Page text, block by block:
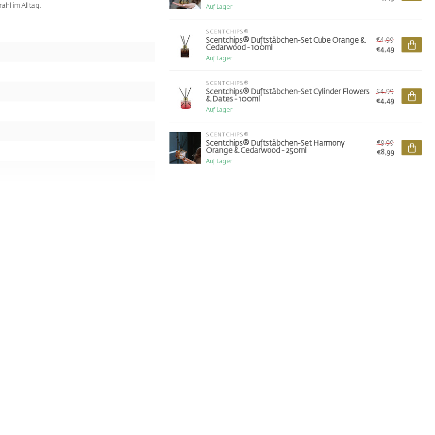
im Alltag. Auf Lager
SCENTCHIPS®
Scentchips® Duftstäbchen-Set Cube Orange &
Cedarwood - 100ml
Auf Lager
€4,99
€4,49
SCENTCHIPS®
Scentchips® Duftstäbchen-Set Cylinder Flowers
& Dates - 100ml
Auf Lager
€4,99
€4,49
SCENTCHIPS®
Scentchips® Duftstäbchen-Set Harmony
Orange & Cedarwood - 250ml
Auf Lager
€9,99
€8,99